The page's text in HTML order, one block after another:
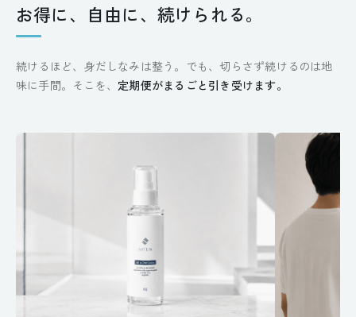
お得に、自由に、続けられる。
続けるほど、身だしなみは整う。でも、切らさず続けるのは地
味に手間。そこを、 定期便がまるごと引き受けます。